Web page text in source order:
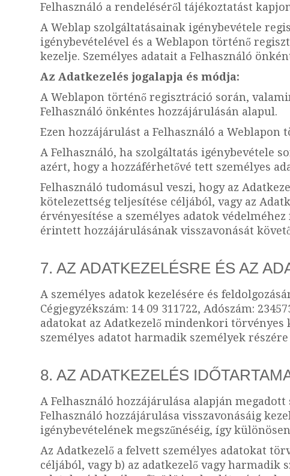
Felhasználó a rendeléséről tájékoztatást
A Weblap szolgáltatásainak igénybevétele
igénybevételével és a Weblapon történő
kezelje. Személyes adatait a Felhasználó
Az Adatkezelés jogalapja és módja:
A Weblapon történő regisztráció során,
Felhasználó önkéntes hozzájárulásán alapul.
Ezen hozzájárulást a Felhasználó a Weblapon
A Felhasználó, ha szolgáltatás igénybevétele
azért, hogy a hozzáférhetővé tett személyes
Felhasználó tudomásul veszi, hogy az
kötelezettség teljesítése céljából, vagy az
érvényesítése a személyes adatok
érintett hozzájárulásának visszavonását
7. AZ ADATKEZELÉSRE ÉS AZ
A személyes adatok kezelésére és
Cégjegyzékszám: 14 09 311722, Adószám:
adatokat az Adatkezelő mindenkori
személyes adatot harmadik személyek
8. AZ ADATKEZELÉS
A Felhasználó hozzájárulása alapján
Felhasználó hozzájárulása visszavonásáig
igénybevételének megszűnéséig, így
Az Adatkezelő a felvett személyes adatokat
céljából, vagy b) az adatkezelő vagy harmadik